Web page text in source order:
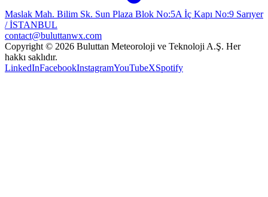
Maslak Mah. Bilim Sk. Sun Plaza Blok No:5A İç Kapı No:9 Sarıyer
/ İSTANBUL
contact@buluttanwx.com
Copyright © 2026 Buluttan Meteoroloji ve Teknoloji A.Ş. Her
hakkı saklıdır.
LinkedInFacebookInstagramYouTubeXSpotify